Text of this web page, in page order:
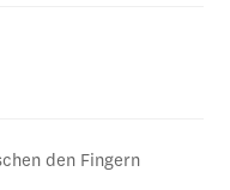
den Fingern